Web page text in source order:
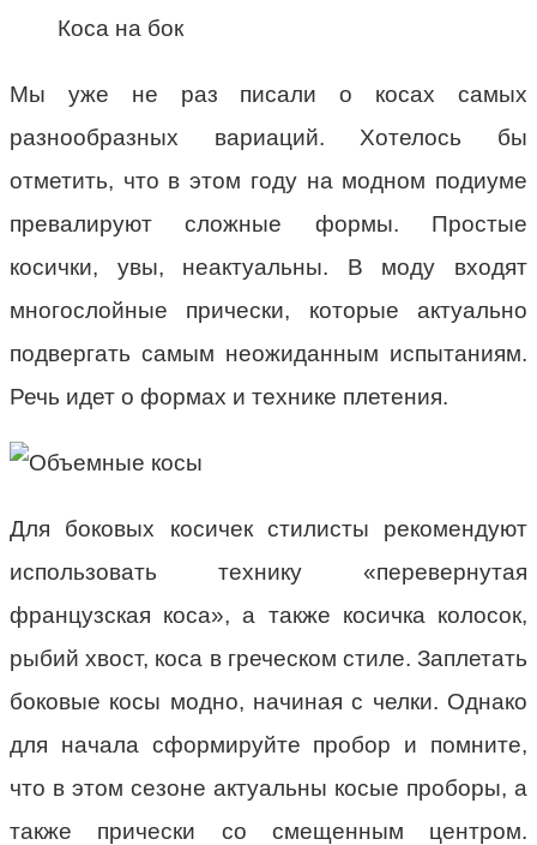
Коса на бок
Мы уже не раз писали о косах самых
разнообразных вариаций. Хотелось бы
отметить, что в этом году на модном подиуме
превалируют сложные формы. Простые
косички, увы, неактуальны. В моду входят
многослойные прически, которые актуально
подвергать самым неожиданным испытаниям.
Речь идет о формах и технике плетения.
Для боковых косичек стилисты рекомендуют
использовать технику «перевернутая
французская коса», а также косичка колосок,
рыбий хвост, коса в греческом стиле. Заплетать
боковые косы модно, начиная с челки. Однако
для начала сформируйте пробор и помните,
что в этом сезоне актуальны косые проборы, а
также прически со смещенным центром.